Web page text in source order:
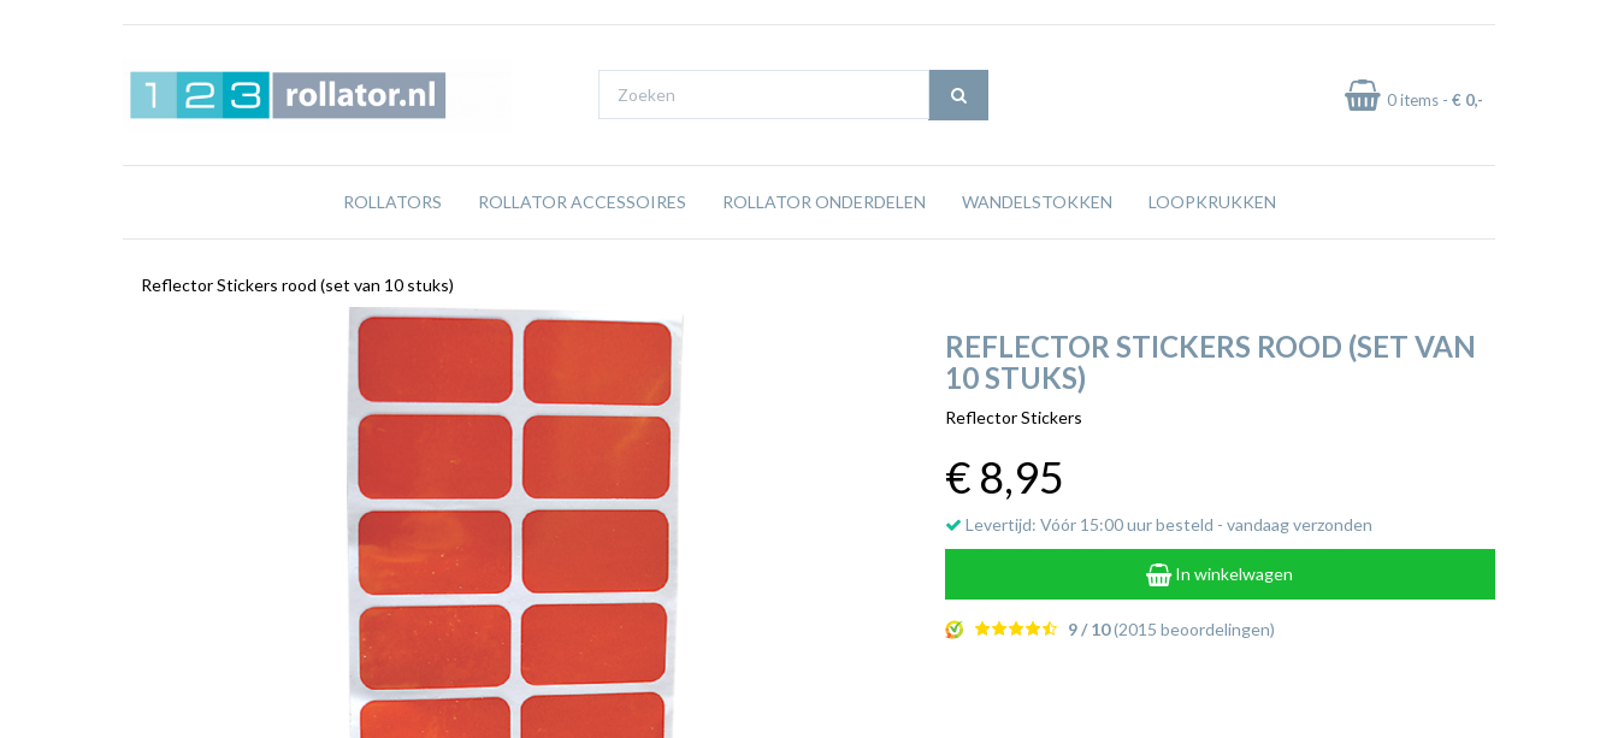
0items - € 0,-
ROLLATORS ROLLATOR ACCESSOIRES ROLLATOR ONDERDELEN WANDELSTOKKEN LOOPKRUKKEN
Reflector Stickers rood (set van 10 stuks)
REFLECTOR STICKERS ROOD (SET VAN
10 STUKS)
Reflector Stickers
€ 8,95
Levertijd: Vóór 15:00 uur besteld - vandaag verzonden
In winkelwagen
9 / 10(2015 beoordelingen)